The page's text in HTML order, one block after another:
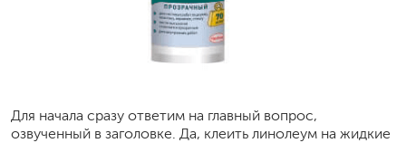
Для начала сразу ответим на главный вопрос,
озвученный в заголовке. Да, клеить линолеум на жидкие